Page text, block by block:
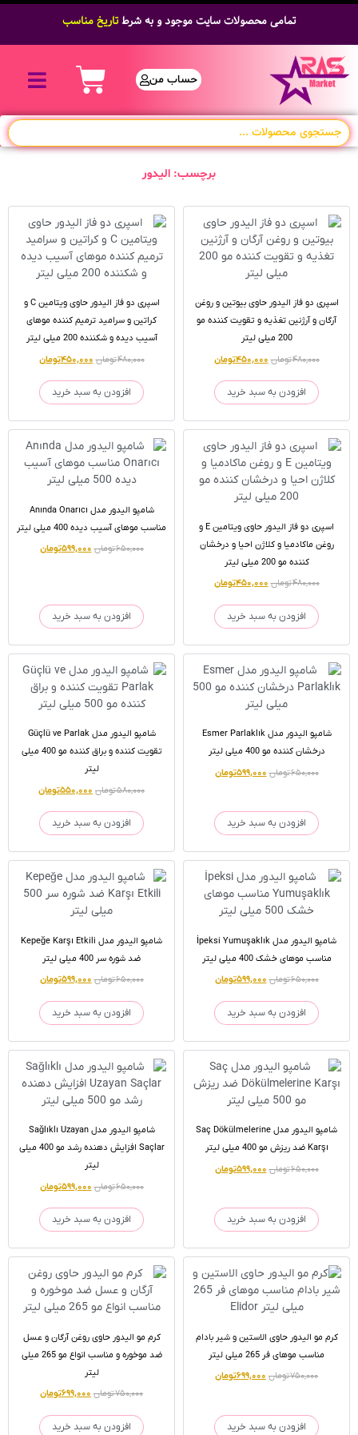
تمامی محصولات سایت موجود و به شرطتاریخ مناسب
حساب من
برچسب: الیدور
اسپری دو فاز الیدور حاوی بیوتین و روغن
آرگان و آرژنین تغذیه و تقویت کننده مو
200 میلی لیتر
۴۸۰,۰۰۰تومان ۴۵۰,۰۰۰تومان
افزودن به سبد خرید
اسپری دو فاز الیدور حاوی ویتامین C و
کراتین و سرامید ترمیم کننده موهای
آسیب دیده و شکننده 200 میلی لیتر
۴۸۰,۰۰۰تومان ۴۵۰,۰۰۰تومان
افزودن به سبد خرید
اسپری دو فاز الیدور حاوی ویتامین E و
روغن ماکادمیا و کلاژن احیا و درخشان
کننده مو 200 میلی لیتر
۴۸۰,۰۰۰تومان ۴۵۰,۰۰۰تومان
افزودن به سبد خرید
شامپو الیدور مدل Anında Onarıcı
مناسب موهای آسیب دیده 400 میلی لیتر
۶۵۰,۰۰۰تومان ۵۹۹,۰۰۰تومان
افزودن به سبد خرید
شامپو الیدور مدل Esmer Parlaklık
درخشان کننده مو 400 میلی لیتر
۶۵۰,۰۰۰تومان ۵۹۹,۰۰۰تومان
افزودن به سبد خرید
شامپو الیدور مدل Güçlü ve Parlak
تقویت کننده و براق کننده مو 400 میلی
لیتر
۵۸۰,۰۰۰تومان ۵۵۰,۰۰۰تومان
افزودن به سبد خرید
شامپو الیدور مدل İpeksi Yumuşaklık
مناسب موهای خشک 400 میلی لیتر
۶۵۰,۰۰۰تومان ۵۹۹,۰۰۰تومان
افزودن به سبد خرید
شامپو الیدور مدل Kepeğe Karşı Etkili
ضد شوره سر 400 میلی لیتر
۶۵۰,۰۰۰تومان ۵۹۹,۰۰۰تومان
افزودن به سبد خرید
شامپو الیدور مدل Saç Dökülmelerine
Karşı ضد ریزش مو 400 میلی لیتر
۶۵۰,۰۰۰تومان ۵۹۹,۰۰۰تومان
افزودن به سبد خرید
شامپو الیدور مدل Sağlıklı Uzayan
Saçlar افزایش دهنده رشد مو 400 میلی
لیتر
۶۵۰,۰۰۰تومان ۵۹۹,۰۰۰تومان
افزودن به سبد خرید
کرم مو الیدور حاوی الاستین و شیر بادام
مناسب موهای فر 265 میلی لیتر
۷۵۰,۰۰۰تومان ۶۹۹,۰۰۰تومان
افزودن به سبد خرید
کرم مو الیدور حاوی روغن آرگان و عسل
ضد موخوره و مناسب انواع مو 265 میلی
لیتر
۷۵۰,۰۰۰تومان ۶۹۹,۰۰۰تومان
افزودن به سبد خرید